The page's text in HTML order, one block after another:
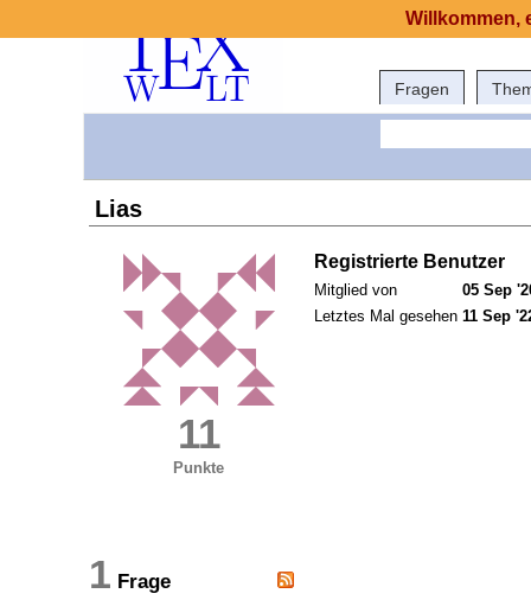
Fragen
Lias
11
Punkte
Registrierte Benutzer
Mitglied von
05 Sep
Letztes Mal gesehen 11 Sep
1 Frage
Willkommen,